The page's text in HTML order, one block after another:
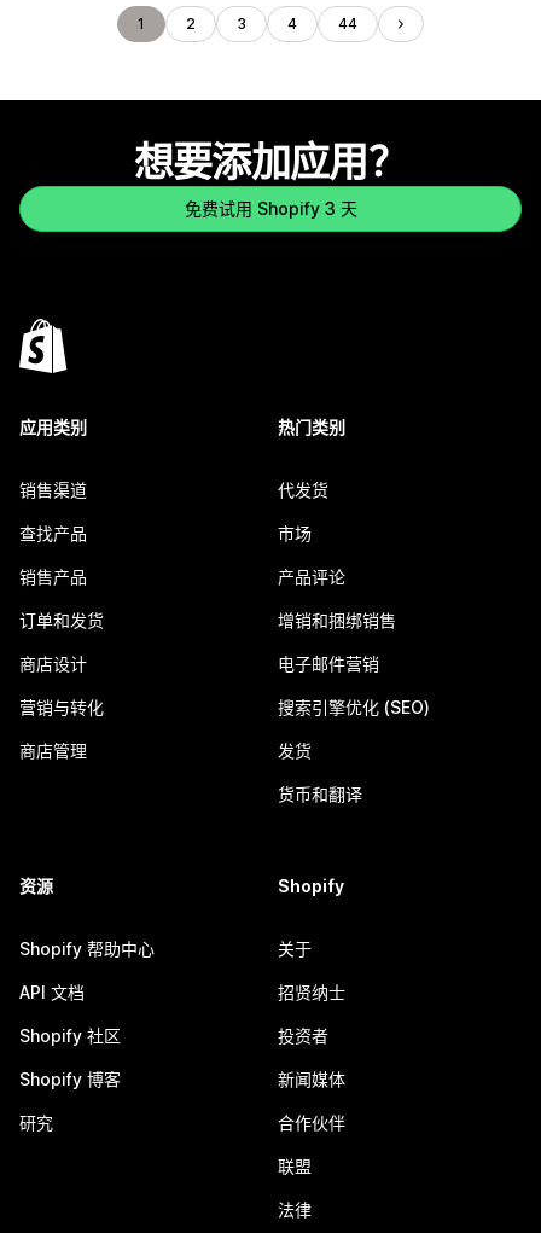
1 2 3 4 44
想要添加应用？
免费试用 Shopify 3 天
应用类别
销售渠道
查找产品
销售产品
订单和发货
商店设计
营销与转化
商店管理
热门类别
代发货
市场
产品评论
增销和捆绑销售
电子邮件营销
搜索引擎优化 (SEO)
发货
货币和翻译
资源
Shopify 帮助中心
API 文档
Shopify 社区
Shopify 博客
研究
Shopify
关于
招贤纳士
投资者
新闻媒体
合作伙伴
联盟
法律